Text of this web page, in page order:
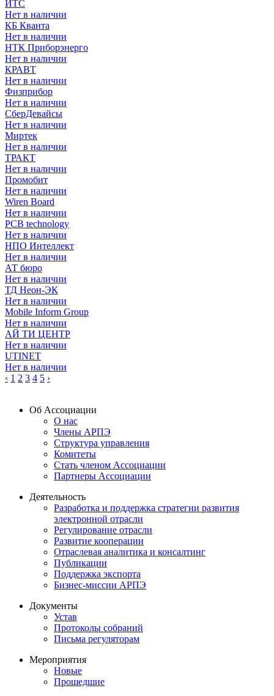
ИТС
Нет в наличии
КБ Кванта
Нет в наличии
НТК Приборэнерго
Нет в наличии
КРАВТ
Нет в наличии
Физприбор
Нет в наличии
СберДевайсы
Нет в наличии
Миртек
Нет в наличии
ТРАКТ
Нет в наличии
Промобит
Нет в наличии
Wiren Board
Нет в наличии
PCB technology
Нет в наличии
НПО Интеллект
Нет в наличии
АТ бюро
Нет в наличии
ТД Неон-ЭК
Нет в наличии
Mobile Inform Group
Нет в наличии
АЙ ТИ ЦЕНТР
Нет в наличии
UTINET
Нет в наличии
‹ 1 2 3 4 5 ›
Об Ассоциации
О нас
Члены АРПЭ
Структура управления
Комитеты
Стать членом Ассоциации
Партнеры Ассоциации
Деятельность
Разработка и поддержка стратегии развития
электронной отрасли
Регулирование отрасли
Развитие кооперации
Отраслевая аналитика и консалтинг
Публикации
Поддержка экспорта
Бизнес-миссии АРПЭ
Документы
Устав
Протоколы собраний
Письма регуляторам
Мероприятия
Новые
Прошедшие